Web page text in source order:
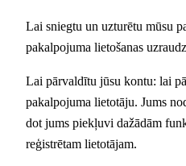
Lai sniegtu un uzturētu mūsu
pakalpojuma lietošanas
Lai pārvaldītu jūsu kontu: lai
pakalpojuma lietotāju. Jums
dot jums piekļuvi dažādām
reģistrētam lietotājam.